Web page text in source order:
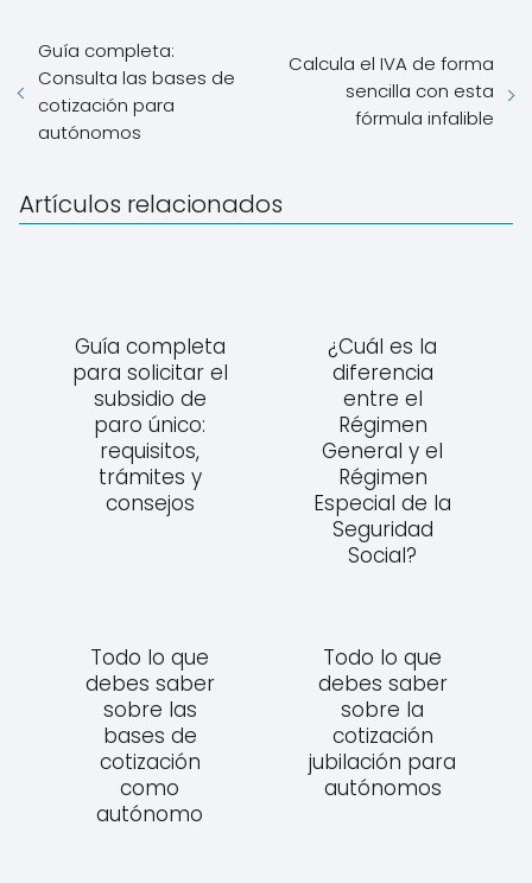
Guía completa:
Consulta las bases de
cotización para
autónomos
Calcula el IVA de forma
sencilla con esta
fórmula infalible
Artículos relacionados
Guía completa
para solicitar el
subsidio de
paro único:
requisitos,
trámites y
consejos
¿Cuál es la
diferencia
entre el
Régimen
General y el
Régimen
Especial de la
Seguridad
Social?
Todo lo que
debes saber
sobre las
bases de
cotización
como
autónomo
Todo lo que
debes saber
sobre la
cotización
jubilación para
autónomos